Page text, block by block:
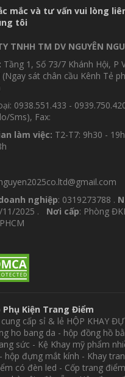
mắc và tư vấn vui lòng
tôi
TNHH TM DV NGUYÊN
Tầng 1, Số 73/7 Khánh Hội, P
(Ngay sát chân cầu Kênh Tẻ
0938.551.433 -
Sms), Fax:
làm việc: T2-T7: 9h30 -
nghiệp: 0319273788 .
11/2025 . Nơi cấp: Phòng
Phụ Kiện Trang Điểm
cung cấp sỉ & lẻ HỘP KHAY
ho bang da - hộp đồng hồ
sức - Kệ Khay mỹ phẩm
hộp đựng mắt kính - Khay
có đèn led - Cốp trang